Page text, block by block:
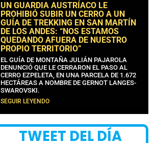
UN GUARDIA AUSTRÍACO LE
PROHIBIÓ SUBIR UN CERRO A UN
GUÍA DE TREKKING EN SAN MARTÍN
DE LOS ANDES: “NOS ESTAMOS
QUEDANDO AFUERA DE NUESTRO
PROPIO TERRITORIO”
EL GUÍA DE MONTAÑA JULIÁN PAJAROLA
DENUNCIÓ QUE LE CERRARON EL PASO AL
CERRO EZPELETA, EN UNA PARCELA DE 1.672
HECTÁREAS A NOMBRE DE GERNOT LANGES-
SWAROVSKI.
SEGUIR LEYENDO
TWEET DEL DÍA